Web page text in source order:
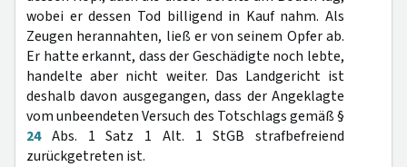
wobei er dessen Tod billigend in Kauf nahm. Als
Zeugen herannahten, ließ er von seinem Opfer ab.
Er hatte erkannt, dass der Geschädigte noch lebte,
handelte aber nicht weiter. Das Landgericht ist
deshalb davon ausgegangen, dass der Angeklagte
vom unbeendeten Versuch des Totschlags gemäß §
24Abs. 1 Satz 1 Alt. 1 StGB strafbefreiend
zurückgetreten ist.